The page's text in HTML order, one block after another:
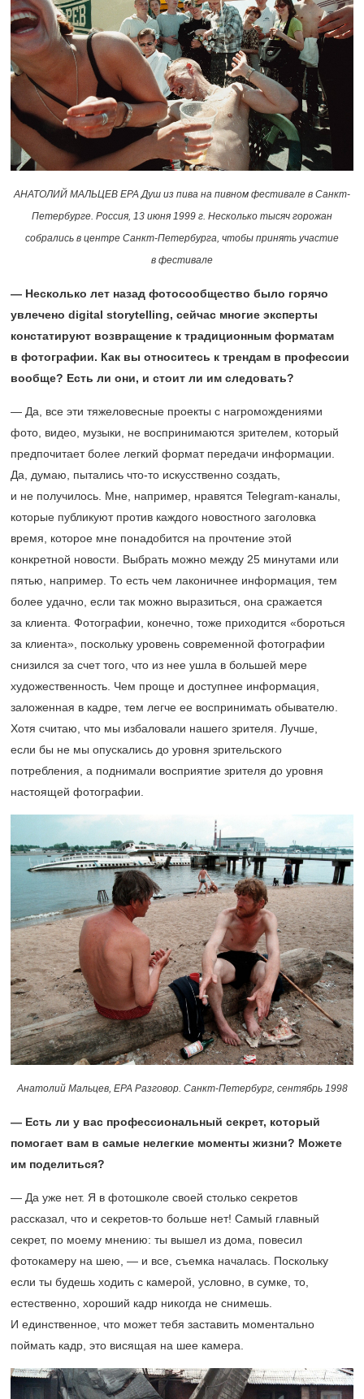
АНАТОЛИЙ МАЛЬЦЕВ EPA Душ из пива на пивном фестивале в Санкт-
Петербурге. Россия, 13 июня 1999 г. Несколько тысяч горожан
собрались в центре Санкт-Петербурга, чтобы принять участие
в фестивале
— Несколько лет назад фотосообщество было горячо
увлечено digital storytelling, сейчас многие эксперты
констатируют возвращение к традиционным форматам
в фотографии. Как вы относитесь к трендам в профессии
вообще? Есть ли они, и стоит ли им следовать?
— Да, все эти тяжеловесные проекты с нагромождениями
фото, видео, музыки, не воспринимаются зрителем, который
предпочитает более легкий формат передачи информации.
Да, думаю, пытались что-то искусственно создать,
и не получилось. Мне, например, нравятся Telegram-каналы,
которые публикуют против каждого новостного заголовка
время, которое мне понадобится на прочтение этой
конкретной новости. Выбрать можно между 25 минутами или
пятью, например. То есть чем лаконичнее информация, тем
более удачно, если так можно выразиться, она сражается
за клиента. Фотографии, конечно, тоже приходится «бороться
за клиента», поскольку уровень современной фотографии
снизился за счет того, что из нее ушла в большей мере
художественность. Чем проще и доступнее информация,
заложенная в кадре, тем легче ее воспринимать обывателю.
Хотя считаю, что мы избаловали нашего зрителя. Лучше,
если бы не мы опускались до уровня зрительского
потребления, а поднимали восприятие зрителя до уровня
настоящей фотографии.
Анатолий Мальцев, ЕРА Разговор. Санкт-Петербург, сентябрь 1998
— Есть ли у вас профессиональный секрет, который
помогает вам в самые нелегкие моменты жизни? Можете
им поделиться?
— Да уже нет. Я в фотошколе своей столько секретов
рассказал, что и секретов-то больше нет! Самый главный
секрет, по моему мнению: ты вышел из дома, повесил
фотокамеру на шею, — и все, съемка началась. Поскольку
если ты будешь ходить с камерой, условно, в сумке, то,
естественно, хороший кадр никогда не снимешь.
И единственное, что может тебя заставить моментально
поймать кадр, это висящая на шее камера.